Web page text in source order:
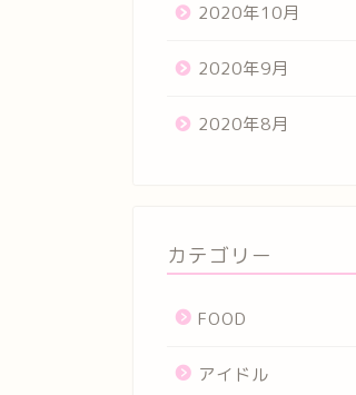
2020年10月
2020年9月
2020年8月
カテゴリー
FOOD
アイドル